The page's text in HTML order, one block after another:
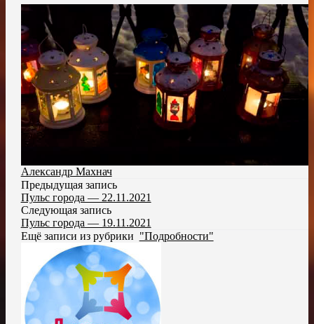
Александр Махнач
Предыдущая запись
Пульс города — 22.11.2021
Следующая запись
Пульс города — 19.11.2021
Ещё записи из рубрики "Подробности"